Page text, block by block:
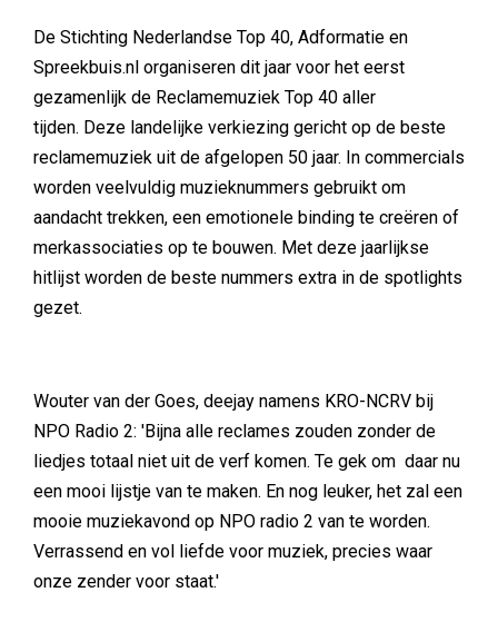
De Stichting Nederlandse Top 40, Adformatie en
Spreekbuis.nl organiseren dit jaar voor het eerst
gezamenlijk de Reclamemuziek Top 40 aller
tijden. Deze landelijke verkiezing gericht op de beste
reclamemuziek uit de afgelopen 50 jaar. In commercials
worden veelvuldig muzieknummers gebruikt om
aandacht trekken, een emotionele binding te creëren of
merkassociaties op te bouwen. Met deze jaarlijkse
hitlijst worden de beste nummers extra in de spotlights
gezet.
Wouter van der Goes, deejay namens KRO-NCRV bij
NPO Radio 2: 'Bijna alle reclames zouden zonder de
liedjes totaal niet uit de verf komen. Te gek om daar nu
een mooi lijstje van te maken. En nog leuker, het zal een
mooie muziekavond op NPO radio 2 van te worden.
Verrassend en vol liefde voor muziek, precies waar
onze zender voor staat.'